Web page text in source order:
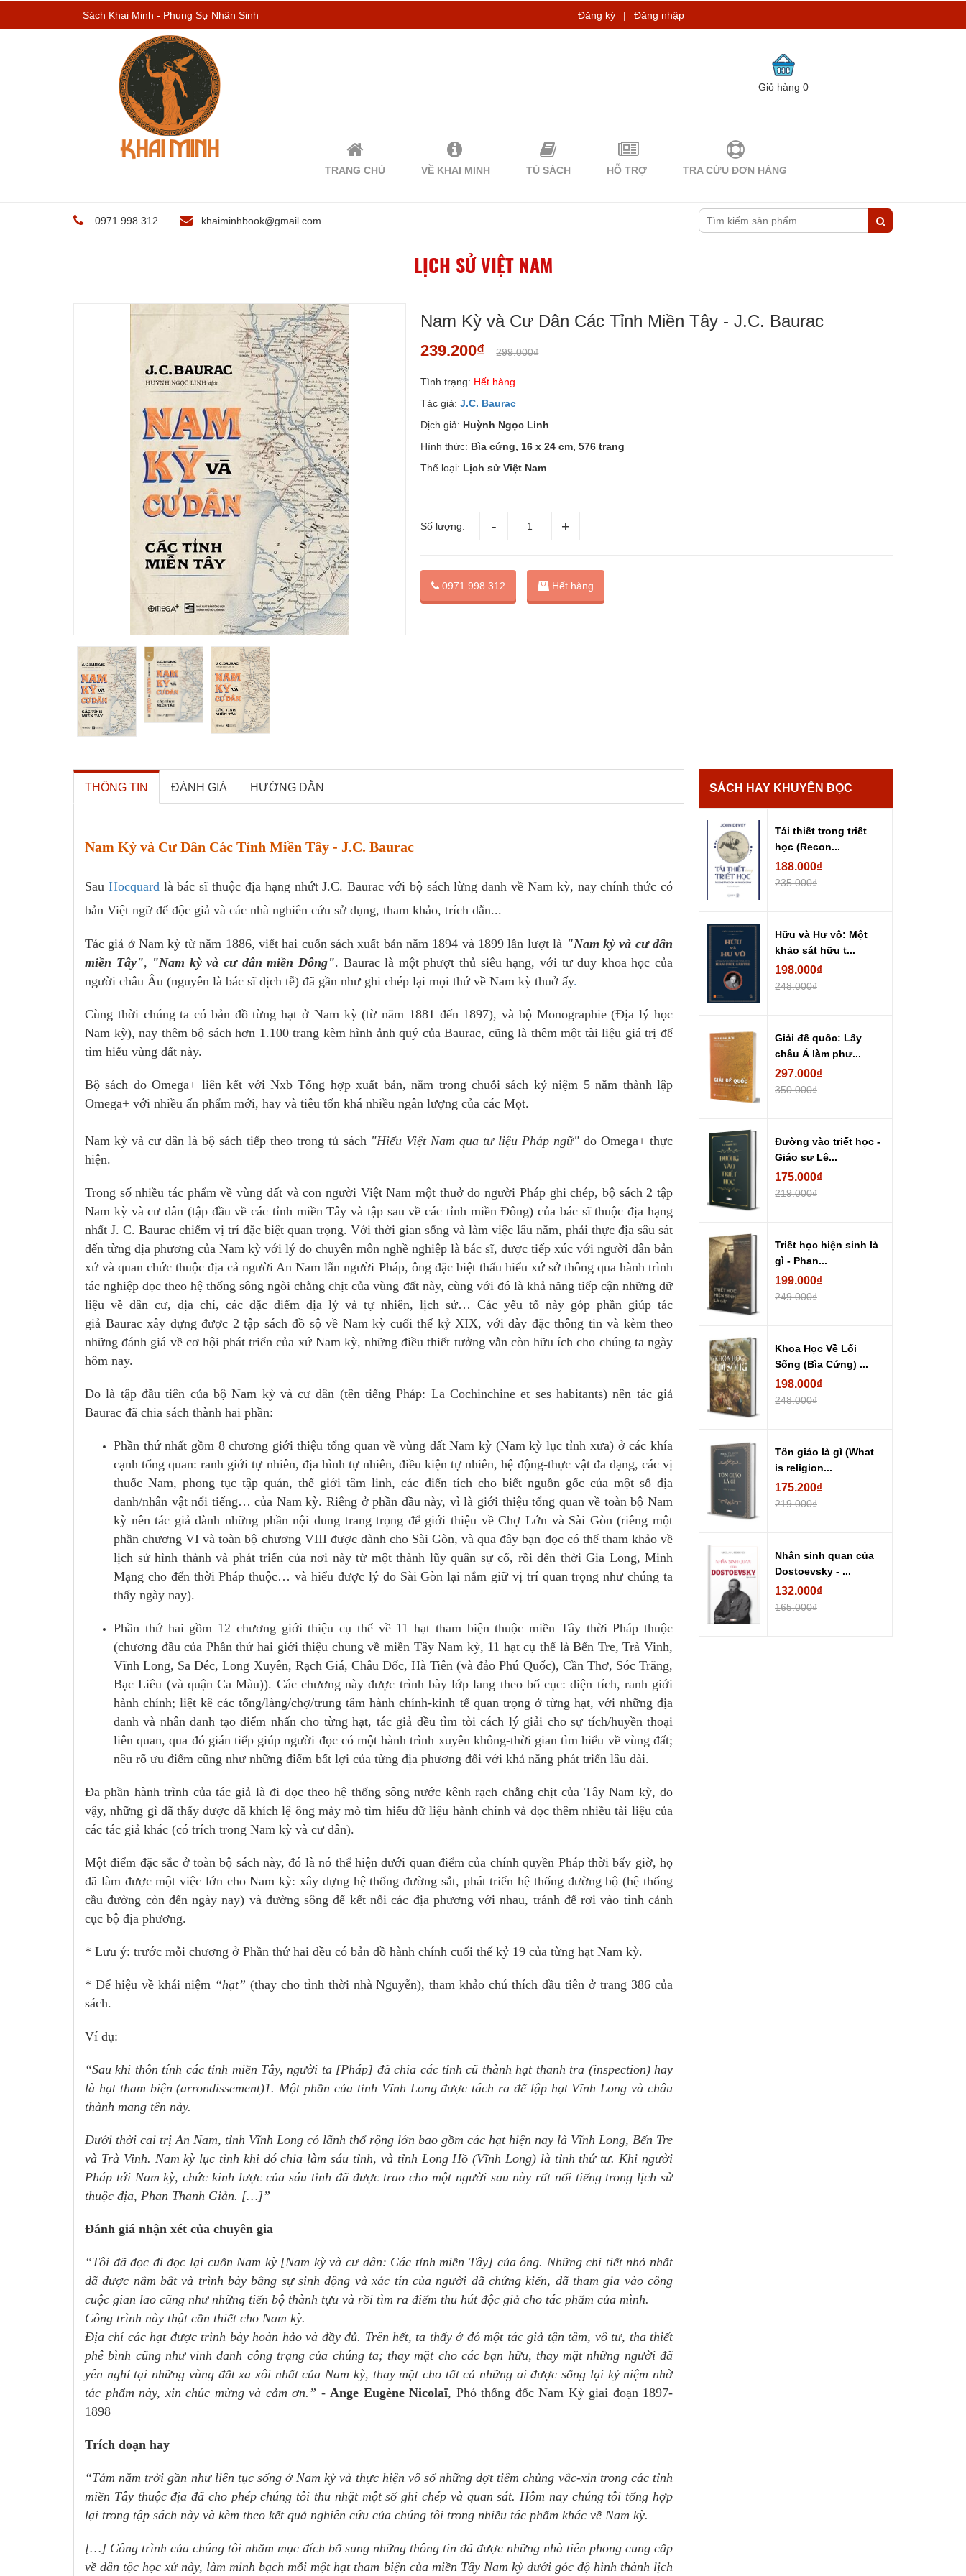
Sách Khai Minh - Phụng Sự Nhân Sinh Đăng ký | Đăng nhập
Giỏ hàng0
TRANG CHỦ VỀ KHAI MINH TỦ SÁCH HỖ TRỢ TRA CỨU ĐƠN HÀNG
0971 998 312 khaiminhbook@gmail.com
LỊCH SỬ VIỆT NAM
Nam Kỳ và Cư Dân Các Tỉnh Miền Tây - J.C. Baurac
239.200₫ 299.000₫
Tình trạng: Hết hàng
Tác giả: J.C. Baurac
Dịch giả: Huỳnh Ngọc Linh
Hình thức: Bìa cứng, 16 x 24 cm, 576 trang
Thể loại: Lịch sử Việt Nam
Số lượng:
0971 998 312 Hết hàng
THÔNG TIN ĐÁNH GIÁ HƯỚNG DẪN
Nam Kỳ và Cư Dân Các Tỉnh Miền Tây - J.C. Baurac
Sau Hocquardlà bác sĩ thuộc địa hạng nhứt J.C. Baurac với bộ sách lừng danh về Nam kỳ, nay chính thức có
bản Việt ngữ để độc giả và các nhà nghiên cứu sử dụng, tham khảo, trích dẫn...
Tác giả ở Nam kỳ từ năm 1886, viết hai cuốn sách xuất bản năm 1894 và 1899 lần lượt là "Nam kỳ và cư dân
miền Tây", "Nam kỳ và cư dân miền Đông". Baurac là một phượt thủ siêu hạng, với tư duy khoa học của
người châu Âu (nguyên là bác sĩ dịch tễ) đã gần như ghi chép lại mọi thứ về Nam kỳ thuở ấy.
Cùng thời chúng ta có bản đồ từng hạt ở Nam kỳ (từ năm 1881 đến 1897), và bộ Monographie (Địa lý học
Nam kỳ), nay thêm bộ sách hơn 1.100 trang kèm hình ảnh quý của Baurac, cũng là thêm một tài liệu giá trị để
tìm hiểu vùng đất này.
Bộ sách do Omega+ liên kết với Nxb Tổng hợp xuất bản, nằm trong chuỗi sách kỷ niệm 5 năm thành lập
Omega+ với nhiều ấn phẩm mới, hay và tiêu tốn khá nhiều ngân lượng của các Mọt.
Nam kỳ và cư dân là bộ sách tiếp theo trong tủ sách "Hiểu Việt Nam qua tư liệu Pháp ngữ" do Omega+ thực
hiện.
Trong số nhiều tác phẩm về vùng đất và con người Việt Nam một thuở do người Pháp ghi chép, bộ sách 2 tập
Nam kỳ và cư dân (tập đầu về các tỉnh miền Tây và tập sau về các tỉnh miền Đông) của bác sĩ thuộc địa hạng
nhất J. C. Baurac chiếm vị trí đặc biệt quan trọng. Với thời gian sống và làm việc lâu năm, phải thực địa sâu sát
đến từng địa phương của Nam kỳ với lý do chuyên môn nghề nghiệp là bác sĩ, được tiếp xúc với người dân bản
xứ và quan chức thuộc địa cả người An Nam lẫn người Pháp, ông đặc biệt thấu hiểu xứ sở thông qua hành trình
tác nghiệp dọc theo hệ thống sông ngòi chằng chịt của vùng đất này, cùng với đó là khả năng tiếp cận những dữ
liệu về dân cư, địa chí, các đặc điểm địa lý và tự nhiên, lịch sử… Các yếu tố này góp phần giúp tác
giả Baurac xây dựng được 2 tập sách đồ sộ về Nam kỳ cuối thế kỷ XIX, với dày đặc thông tin và kèm theo
những đánh giá về cơ hội phát triển của xứ Nam kỳ, những điều thiết tưởng vẫn còn hữu ích cho chúng ta ngày
hôm nay.
Do là tập đầu tiên của bộ Nam kỳ và cư dân (tên tiếng Pháp: La Cochinchine et ses habitants) nên tác giả
Baurac đã chia sách thành hai phần:
Phần thứ nhất gồm 8 chương giới thiệu tổng quan về vùng đất Nam kỳ (Nam kỳ lục tỉnh xưa) ở các khía
cạnh tổng quan: ranh giới tự nhiên, địa hình tự nhiên, điều kiện tự nhiên, hệ động-thực vật đa dạng, các vị
thuốc Nam, phong tục tập quán, thế giới tâm linh, các điển tích cho biết nguồn gốc của một số địa
danh/nhân vật nổi tiếng… của Nam kỳ. Riêng ở phần đầu này, vì là giới thiệu tổng quan về toàn bộ Nam
kỳ nên tác giả dành những phần nội dung trang trọng để giới thiệu về Chợ Lớn và Sài Gòn (riêng một
phần chương VI và toàn bộ chương VIII được dành cho Sài Gòn, và qua đây bạn đọc có thể tham khảo về
lịch sử hình thành và phát triển của nơi này từ một thành lũy quân sự cổ, rồi đến thời Gia Long, Minh
Mạng cho đến thời Pháp thuộc… và hiểu được lý do Sài Gòn lại nắm giữ vị trí quan trọng như chúng ta
thấy ngày nay).
Phần thứ hai gồm 12 chương giới thiệu cụ thể về 11 hạt tham biện thuộc miền Tây thời Pháp thuộc
(chương đầu của Phần thứ hai giới thiệu chung về miền Tây Nam kỳ, 11 hạt cụ thể là Bến Tre, Trà Vinh,
Vĩnh Long, Sa Đéc, Long Xuyên, Rạch Giá, Châu Đốc, Hà Tiên (và đảo Phú Quốc), Cần Thơ, Sóc Trăng,
Bạc Liêu (và quận Ca Màu)). Các chương này được trình bày lớp lang theo bố cục: diện tích, ranh giới
hành chính; liệt kê các tổng/làng/chợ/trung tâm hành chính-kinh tế quan trọng ở từng hạt, với những địa
danh và nhân danh tạo điểm nhấn cho từng hạt, tác giả đều tìm tòi cách lý giải cho sự tích/huyền thoại
liên quan, qua đó gián tiếp giúp người đọc có một hành trình xuyên không-thời gian tìm hiểu về vùng đất;
nêu rõ ưu điểm cũng như những điểm bất lợi của từng địa phương đối với khả năng phát triển lâu dài.
Đa phần hành trình của tác giả là đi dọc theo hệ thống sông nước kênh rạch chằng chịt của Tây Nam kỳ, do
vậy, những gì đã thấy được đã khích lệ ông mày mò tìm hiểu dữ liệu hành chính và đọc thêm nhiều tài liệu của
các tác giả khác (có trích trong Nam kỳ và cư dân).
Một điểm đặc sắc ở toàn bộ sách này, đó là nó thể hiện dưới quan điểm của chính quyền Pháp thời bấy giờ, họ
đã làm được một việc lớn cho Nam kỳ: xây dựng hệ thống đường sắt, phát triển hệ thống đường bộ (hệ thống
cầu đường còn đến ngày nay) và đường sông để kết nối các địa phương với nhau, tránh để rơi vào tình cảnh
cục bộ địa phương.
* Lưu ý: trước mỗi chương ở Phần thứ hai đều có bản đồ hành chính cuối thế kỷ 19 của từng hạt Nam kỳ.
* Để hiệu về khái niệm “hạt” (thay cho tỉnh thời nhà Nguyễn), tham khảo chú thích đầu tiên ở trang 386 của
sách.
Ví dụ:
“Sau khi thôn tính các tỉnh miền Tây, người ta [Pháp] đã chia các tỉnh cũ thành hạt thanh tra (inspection) hay
là hạt tham biện (arrondissement)1. Một phần của tỉnh Vĩnh Long được tách ra để lập hạt Vĩnh Long và châu
thành mang tên này.
Dưới thời cai trị An Nam, tỉnh Vĩnh Long có lãnh thổ rộng lớn bao gồm các hạt hiện nay là Vĩnh Long, Bến Tre
và Trà Vinh. Nam kỳ lục tỉnh khi đó chia làm sáu tỉnh, và tỉnh Long Hồ (Vĩnh Long) là tỉnh thứ tư. Khi người
Pháp tới Nam kỳ, chức kinh lược của sáu tỉnh đã được trao cho một người sau này rất nổi tiếng trong lịch sử
thuộc địa, Phan Thanh Giản. […]”
Đánh giá nhận xét của chuyên gia
“Tôi đã đọc đi đọc lại cuốn Nam kỳ [Nam kỳ và cư dân: Các tỉnh miền Tây] của ông. Những chi tiết nhỏ nhất
đã được nắm bắt và trình bày bằng sự sinh động và xác tín của người đã chứng kiến, đã tham gia vào công
cuộc gian lao cũng như những tiến bộ thành tựu và rồi tìm ra điểm thu hút độc giả cho tác phẩm của mình.
Công trình này thật cần thiết cho Nam kỳ.
Địa chí các hạt được trình bày hoàn hảo và đầy đủ. Trên hết, ta thấy ở đó một tác giả tận tâm, vô tư, tha thiết
phê bình cũng như vinh danh công trạng của chúng ta; thay mặt cho các bạn hữu, thay mặt những người đã
yên nghỉ tại những vùng đất xa xôi nhất của Nam kỳ, thay mặt cho tất cả những ai được sống lại kỷ niệm nhờ
tác phẩm này, xin chúc mừng và cảm ơn.” - Ange Eugène Nicolaï, Phó thống đốc Nam Kỳ giai đoạn 1897-
1898
Trích đoạn hay
“Tám năm trời gần như liên tục sống ở Nam kỳ và thực hiện vô số những đợt tiêm chủng vắc-xin trong các tỉnh
miền Tây thuộc địa đã cho phép chúng tôi thu nhặt một số ghi chép và quan sát. Hôm nay chúng tôi tổng hợp
lại trong tập sách này và kèm theo kết quả nghiên cứu của chúng tôi trong nhiều tác phẩm khác về Nam kỳ.
[…] Công trình của chúng tôi nhằm mục đích bổ sung những thông tin đã được những nhà tiên phong cung cấp
về dân tộc học xứ này, làm minh bạch mỗi một hạt tham biện của miền Tây Nam kỳ dưới góc độ hình thành lịch
SÁCH HAY KHUYẾN ĐỌC
Tái thiết trong triết
học (Recon...
188.000₫
235.000₫
Hữu và Hư vô: Một
khảo sát hữu t...
198.000₫
248.000₫
Giải đế quốc: Lấy
châu Á làm phư...
297.000₫
350.000₫
Đường vào triết học -
Giáo sư Lê...
175.000₫
219.000₫
Triết học hiện sinh là
gì - Phan...
199.000₫
249.000₫
Khoa Học Về Lối
Sống (Bìa Cứng) ...
198.000₫
248.000₫
Tôn giáo là gì (What
is religion...
175.200₫
219.000₫
Nhân sinh quan của
Dostoevsky - ...
132.000₫
165.000₫